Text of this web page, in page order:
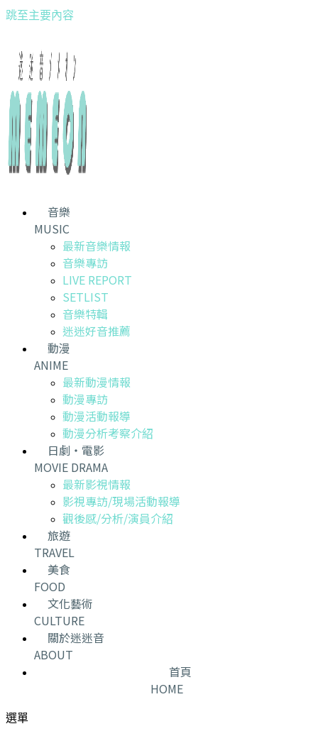
跳至主要內容
音樂
MUSIC
最新音樂情報
音樂專訪
LIVE REPORT
SETLIST
音樂特輯
迷迷好音推薦
動漫
ANIME
最新動漫情報
動漫專訪
動漫活動報導
動漫分析考察介紹
日劇・電影
MOVIE DRAMA
最新影視情報
影視專訪/現場活動報導
觀後感/分析/演員介紹
旅遊
TRAVEL
美食
FOOD
文化藝術
CULTURE
關於迷迷音
ABOUT
首頁
HOME
選單